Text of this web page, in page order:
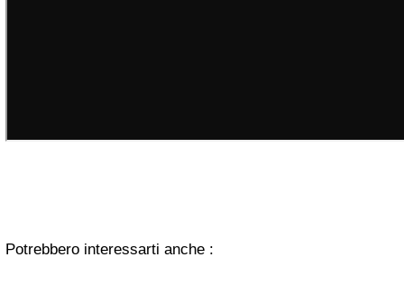
Potrebbero interessarti anche :